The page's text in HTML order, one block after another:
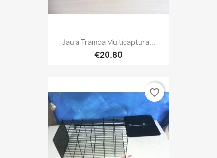
Jaula Trampa Multicaptura...
€20.80
favorite_border